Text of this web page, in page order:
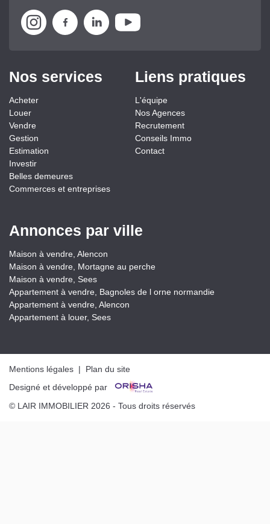
Nos services
Acheter
Louer
Vendre
Gestion
Estimation
Investir
Belles demeures
Commerces et entreprises
Liens pratiques
L'équipe
Nos Agences
Recrutement
Conseils Immo
Contact
Annonces par ville
Maison à vendre, Alencon
Maison à vendre, Mortagne au perche
Maison à vendre, Sees
Appartement à vendre, Bagnoles de l orne normandie
Appartement à vendre, Alencon
Appartement à louer, Sees
Mentions légales | Plan du site
Designé et développé par
© LAIR IMMOBILIER 2026 - Tous droits réservés